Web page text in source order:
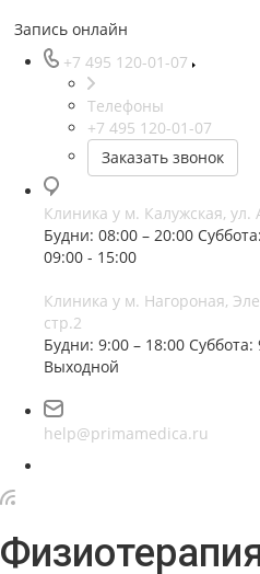
Запись онлайн
+7 495 120-01-07
Телефоны
+7 495 120-01-07
Заказать звонок
Клиника у м. Калужская,
Будни: 08:00 – 20:00
09:00 - 15:00
Клиника у м. Нагороная,
стр.2
Будни: 9:00 – 18:00 Суббота:
Выходной
help@primamedica.ru